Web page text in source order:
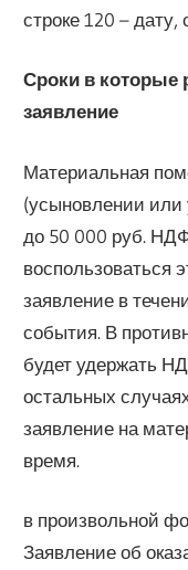
строке 120 –
Сроки в которые
заявление
Материальная
(усыновлении или
до 50 000 руб.
воспользоваться
заявление в
события. В
будет удержать
остальных
заявление на
время.
в произвольной
Заявление об